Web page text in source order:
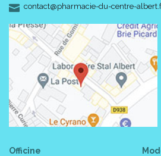
contact-
@-
pharmacie-du-centre-
Officine